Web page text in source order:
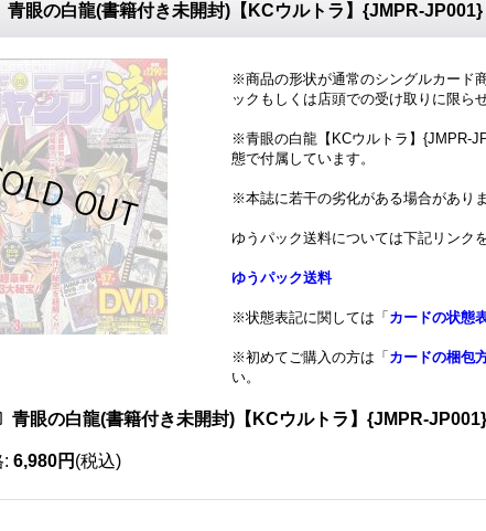
青眼の白龍(書籍付き未開封)【KCウルトラ】{JMPR-JP001}
※商品の形状が通常のシングルカード
ックもしくは店頭での受け取りに限ら
※青眼の白龍【KCウルトラ】{JMPR-
態で付属しています。
※本誌に若干の劣化がある場合があり
ゆうパック送料については下記リンク
ゆうパック送料
※状態表記に関しては「 カードの状態
※初めてご購入の方は「 カードの梱包
い。
青眼の白龍(書籍付き未開封)【KCウルトラ】{JMPR-
: 6,980円 (税込)